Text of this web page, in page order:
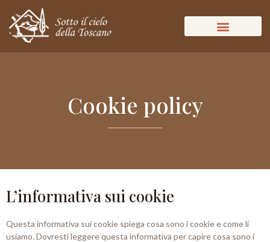
Cookie policy
L’informativa sui cookie
Questa informativa sui cookie spiega cosa sono i cookie e come li
usiamo. Dovresti leggere questa informativa per capire cosa sono i